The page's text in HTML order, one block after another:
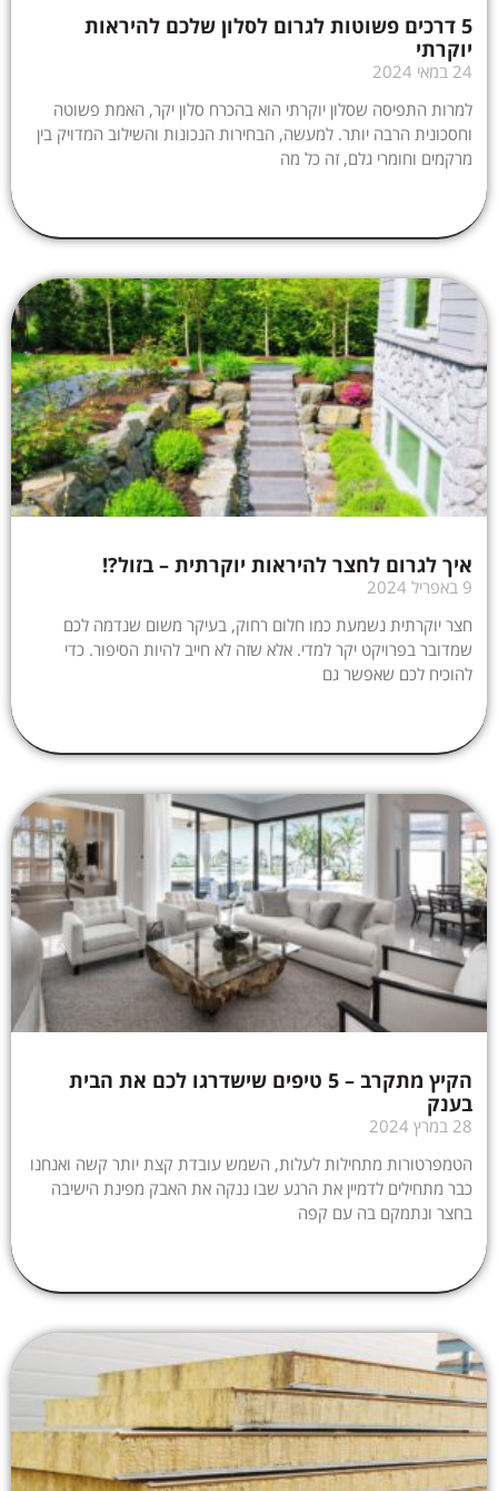
5 דרכים פשוטות לגרום לסלון שלכם להיראות
יוקרתי
24 במאי 2024
למרות התפיסה שסלון יוקרתי הוא בהכרח סלון יקר, האמת פשוטה
וחסכונית הרבה יותר. למעשה, הבחירות הנכונות והשילוב המדויק בין
מרקמים וחומרי גלם, זה כל מה
איך לגרום לחצר להיראות יוקרתית – בזול?!
9 באפריל 2024
חצר יוקרתית נשמעת כמו חלום רחוק, בעיקר משום שנדמה לכם
שמדובר בפרויקט יקר למדי. אלא שזה לא חייב להיות הסיפור. כדי
להוכיח לכם שאפשר גם
הקיץ מתקרב – 5 טיפים שישדרגו לכם את הבית
בענק
28 במרץ 2024
הטמפרטורות מתחילות לעלות, השמש עובדת קצת יותר קשה ואנחנו
כבר מתחילים לדמיין את הרגע שבו ננקה את האבק מפינת הישיבה
בחצר ונתמקם בה עם קפה